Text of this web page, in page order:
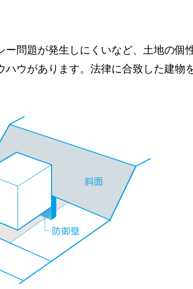
問題が発生しにくいなど、土地の個
ウがあります。法律に合致した建物